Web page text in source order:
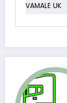
VAMALE UK